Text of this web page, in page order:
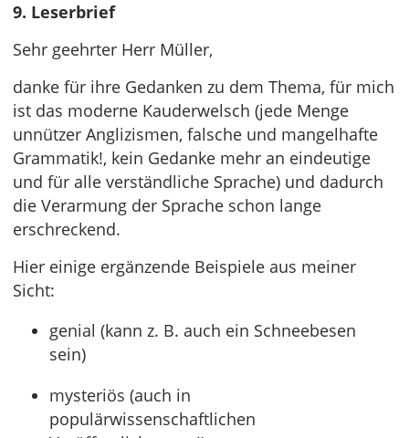
9. Leserbrief
Sehr geehrter Herr Müller,
danke für ihre Gedanken zu dem Thema, für mich
ist das moderne Kauderwelsch (jede Menge
unnützer Anglizismen, falsche und mangelhafte
Grammatik!, kein Gedanke mehr an eindeutige
und für alle verständliche Sprache) und dadurch
die Verarmung der Sprache schon lange
erschreckend.
Hier einige ergänzende Beispiele aus meiner
Sicht:
genial (kann z. B. auch ein Schneebesen
sein)
mysteriös (auch in
populärwissenschaftlichen